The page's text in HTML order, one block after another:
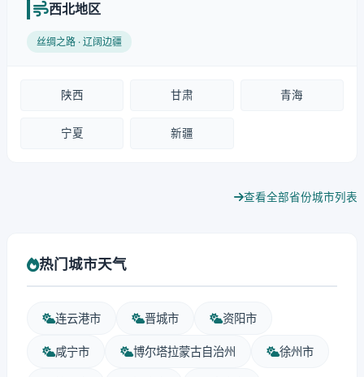
西北地区
丝绸之路 · 辽阔边疆
陕西 甘肃 青海
宁夏 新疆
查看全部省份城市列表
热门城市天气
连云港市 晋城市 资阳市
咸宁市 博尔塔拉蒙古自治州 徐州市